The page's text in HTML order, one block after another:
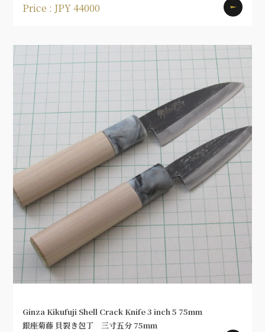
Price : JPY 44000
Ginza Kikufuji Shell Crack Knife 3 inch 5 75mm
銀座菊藤 貝裂き包丁 三寸五分 75mm